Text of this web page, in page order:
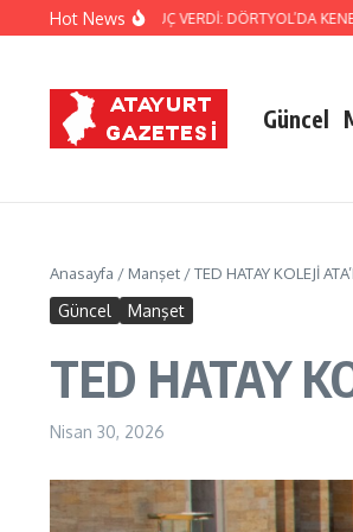
İçeriğe atlaHot News
TAKİBİ SONUÇ VERDİ: DÖRTYOL’DA KENEVİR
Güncel
Anasayfa / Manşet /TED HATAY KOLEJİ
Güncel Manşet
TED HATAY
Nisan 30, 2026